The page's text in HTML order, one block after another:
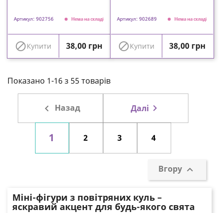
Артикул: 902756 Нема на складі
Купити Ціна
38,00 грн
Артикул: 902689 Нема на складі
Купити Ціна
38,00 грн
Показано 1-16 з 55 товарів
 Назад
1 2 3 4
Далі 
Вгору 
Міні-фігури з повітряних куль –
яскравий акцент для будь-якого свята